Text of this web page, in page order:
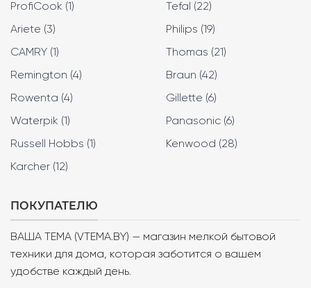
ProfiCook (1) Tefal (22)
Ariete (3) Philips (19)
CAMRY (1) Thomas (21)
Remington (4) Braun (42)
Rowenta (4) Gillette (6)
Waterpik (1) Panasonic (6)
Russell Hobbs (1) Kenwood (28)
Karcher (12)
ПОКУПАТЕЛЮ
ВАША ТЕМА (VTEMA.BY) — магазин мелкой бытовой
техники для дома, которая заботится о вашем
удобстве каждый день.